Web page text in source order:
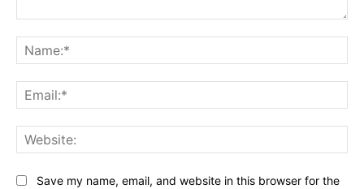
Save my name, email, and website in this browser for the